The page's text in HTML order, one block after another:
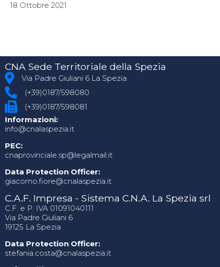
18 Ottobre 2021
CNA Sede Territoriale della Spezia
Via Padre Giuliani 6 La Spezia
(+39)0187/598080
(+39)0187/598081
Informazioni:
info@cnalaspezia.it
PEC:
cnaprovinciale.sp@legalmail.it
Data Protection Officer:
giacomo.fiore@cnalaspezia.it
C.A.F. Impresa - Sistema C.N.A. La Spezia srl
C.F. e P. IVA 01091040111
Via Padre Giuliani 6
19125 La Spezia
Data Protection Officer:
stefania.costa@cnalaspezia.it